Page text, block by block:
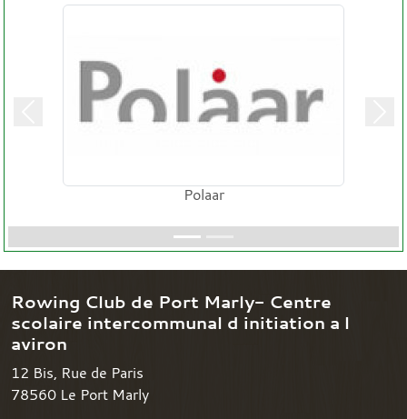
Polaar
Précedent
Rowing Club de Port Marly- Centre
scolaire intercommunal d initiation a l
aviron
12 Bis, Rue de Paris
78560 Le Port Marly